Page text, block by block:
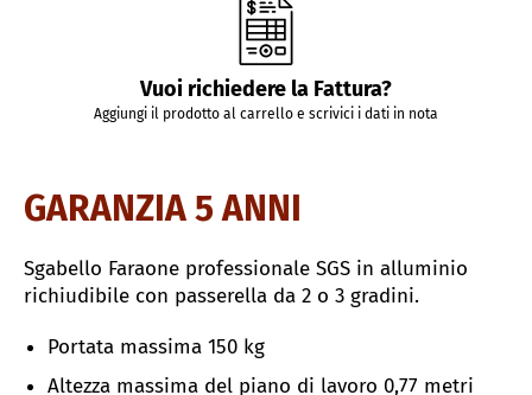
Vuoi richiedere la Fattura?
Aggiungi il prodotto al carrello e scrivici i dati in nota
GARANZIA 5 ANNI
Sgabello Faraone professionale SGS in alluminio
richiudibile con passerella da 2 o 3 gradini.
Portata massima 150 kg
Altezza massima del piano di lavoro 0,77 metri